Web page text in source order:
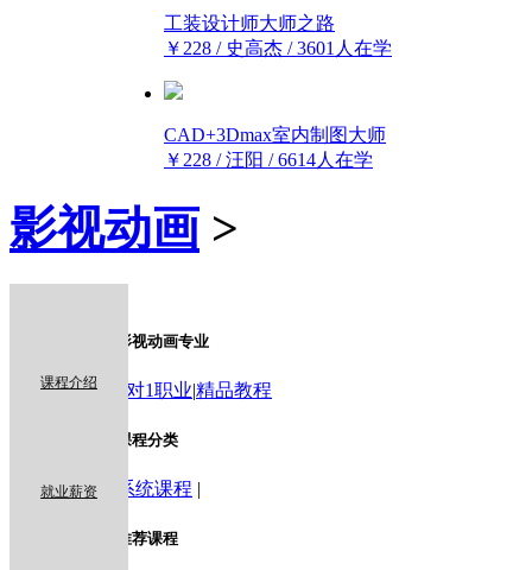
工装设计师大师之路
￥228 / 史高杰 / 3601人在学
CAD+3Dmax室内制图大师
￥228 / 汪阳 / 6614人在学
影视动画 >
课程介绍
就业薪资
影视动画专业
1对1职业|精品教程
课程分类
系统课程 |
推荐课程